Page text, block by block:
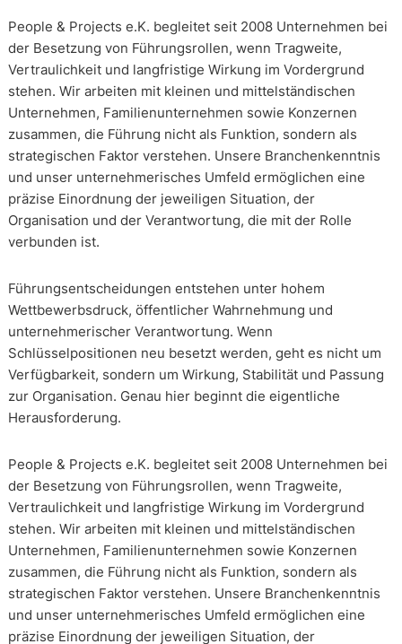
People & Projects e.K. begleitet seit 2008 Unternehmen bei
der Besetzung von Führungsrollen, wenn Tragweite,
Vertraulichkeit und langfristige Wirkung im Vordergrund
stehen. Wir arbeiten mit kleinen und mittelständischen
Unternehmen, Familienunternehmen sowie Konzernen
zusammen, die Führung nicht als Funktion, sondern als
strategischen Faktor verstehen. Unsere Branchenkenntnis
und unser unternehmerisches Umfeld ermöglichen eine
präzise Einordnung der jeweiligen Situation, der
Organisation und der Verantwortung, die mit der Rolle
verbunden ist.
Führungsentscheidungen entstehen unter hohem
Wettbewerbsdruck, öffentlicher Wahrnehmung und
unternehmerischer Verantwortung. Wenn
Schlüsselpositionen neu besetzt werden, geht es nicht um
Verfügbarkeit, sondern um Wirkung, Stabilität und Passung
zur Organisation. Genau hier beginnt die eigentliche
Herausforderung.
People & Projects e.K. begleitet seit 2008 Unternehmen bei
der Besetzung von Führungsrollen, wenn Tragweite,
Vertraulichkeit und langfristige Wirkung im Vordergrund
stehen. Wir arbeiten mit kleinen und mittelständischen
Unternehmen, Familienunternehmen sowie Konzernen
zusammen, die Führung nicht als Funktion, sondern als
strategischen Faktor verstehen. Unsere Branchenkenntnis
und unser unternehmerisches Umfeld ermöglichen eine
präzise Einordnung der jeweiligen Situation, der